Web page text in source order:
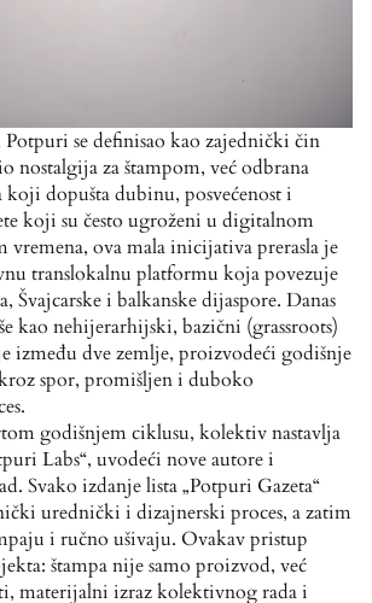
se definisao kao zajednički čin
nostalgija za štampom, već odbrana
dopušta dubinu, posvećenost i
koji su često ugroženi u digitalnom
ova mala inicijativa prerasla je
translokalnu platformu koja povezuje
Švajcarske i balkanske dijaspore. Danas
kao nehijerarhijski, bazični (grassroots)
između dve zemlje, proizvodeći godišnje
spor, promišljen i duboko
godišnjem ciklusu, kolektiv nastavlja
Labs“, uvodeći nove autore i
Svako izdanje lista „Potpuri Gazeta“
urednički i dizajnerski proces, a zatim
i ručno ušivaju. Ovakav pristup
štampa nije samo proizvod, već
materijalni izraz kolektivnog rada i